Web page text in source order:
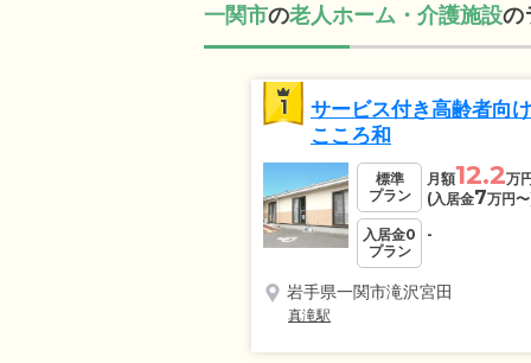
一関市の老人ホーム・介護施設の
1
サービス付き高齢者向
こころ和
標準
プラン
月額12.2万
(入居金7万円
入居金0
プラン
-
岩手県一関市滝沢宮田
真滝駅